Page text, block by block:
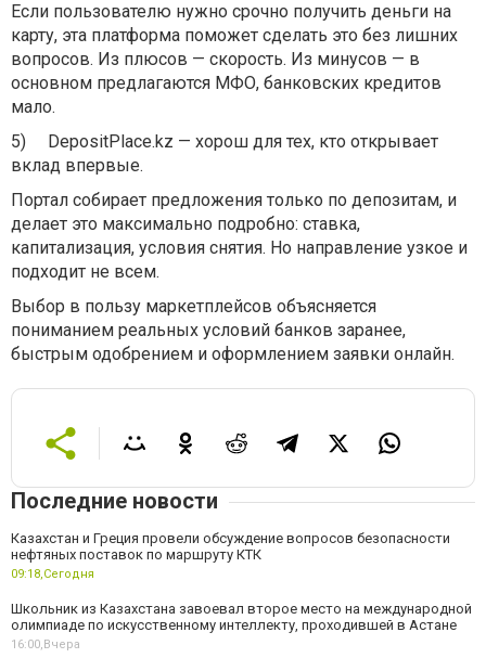
Если пользователю нужно срочно получить деньги на
карту, эта платформа поможет сделать это без лишних
вопросов. Из плюсов — скорость. Из минусов — в
основном предлагаются МФО, банковских кредитов
мало.
5)
DepositPlace.kz — хорош для тех, кто открывает
вклад впервые.
Портал собирает предложения только по депозитам, и
делает это максимально подробно: ставка,
капитализация, условия снятия. Но направление узкое и
подходит не всем.
Выбор в пользу маркетплейсов объясняется
пониманием реальных условий банков заранее,
быстрым одобрением и оформлением заявки онлайн.
Последние новости
Казахстан и Греция провели обсуждение вопросов безопасности
нефтяных поставок по маршруту КТК
09:18,Сегодня
Школьник из Казахстана завоевал второе место на международной
олимпиаде по искусственному интеллекту, проходившей в Астане
16:00,Вчера